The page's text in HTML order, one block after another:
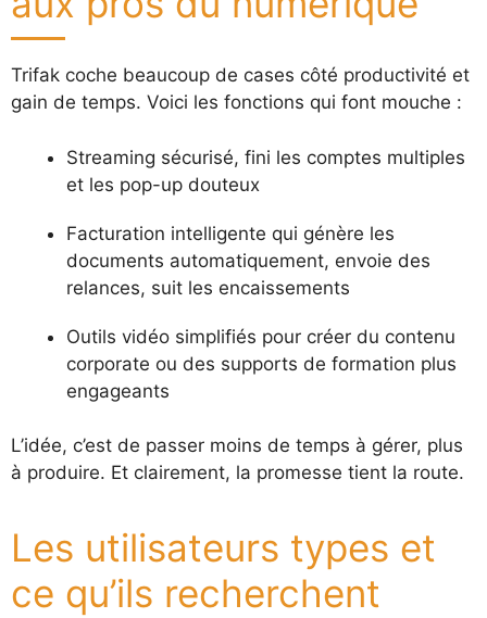
Trifak coche beaucoup de cases côté productivité et
gain de temps. Voici les fonctions qui font mouche :
Streaming sécurisé, fini les comptes multiples
et les pop-up douteux
Facturation intelligente qui génère les
documents automatiquement, envoie des
relances, suit les encaissements
Outils vidéo simplifiés pour créer du contenu
corporate ou des supports de formation plus
engageants
L’idée, c’est de passer moins de temps à gérer, plus
à produire. Et clairement, la promesse tient la route.
Les utilisateurs types et
ce qu’ils recherchent